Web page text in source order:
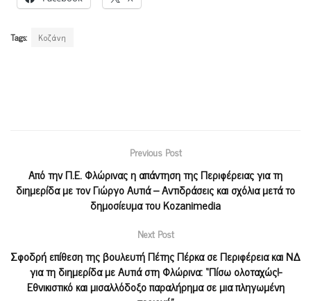
Tags: Κοζάνη
Previous Post
Aπό την Π.Ε. Φλώρινας η απάντηση της Περιφέρειας για τη
διημερίδα με τον Γιώργο Αυτιά – Αντιδράσεις και σχόλια μετά το
δημοσίευμα του Kozanimedia
Next Post
Σφοδρή επίθεση της βουλευτή Πέτης Πέρκα σε Περιφέρεια και ΝΔ
για τη διημερίδα με Αυτιά στη Φλώρινα: “Πίσω ολοταχώς!-
Εθνικιστικό και μισαλλόδοξο παραλήρημα σε μια πληγωμένη